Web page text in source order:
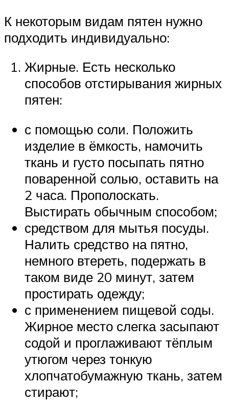
К некоторым видам пятен нужно
подходить индивидуально:
Жирные. Есть несколько
способов отстирывания жирных
пятен:
с помощью соли. Положить
изделие в ёмкость, намочить
ткань и густо посыпать пятно
поваренной солью, оставить на
2 часа. Прополоскать.
Выстирать обычным способом;
средством для мытья посуды.
Налить средство на пятно,
немного втереть, подержать в
таком виде 20 минут, затем
простирать одежду;
с применением пищевой соды.
Жирное место слегка засыпают
содой и проглаживают тёплым
утюгом через тонкую
хлопчатобумажную ткань, затем
стирают;